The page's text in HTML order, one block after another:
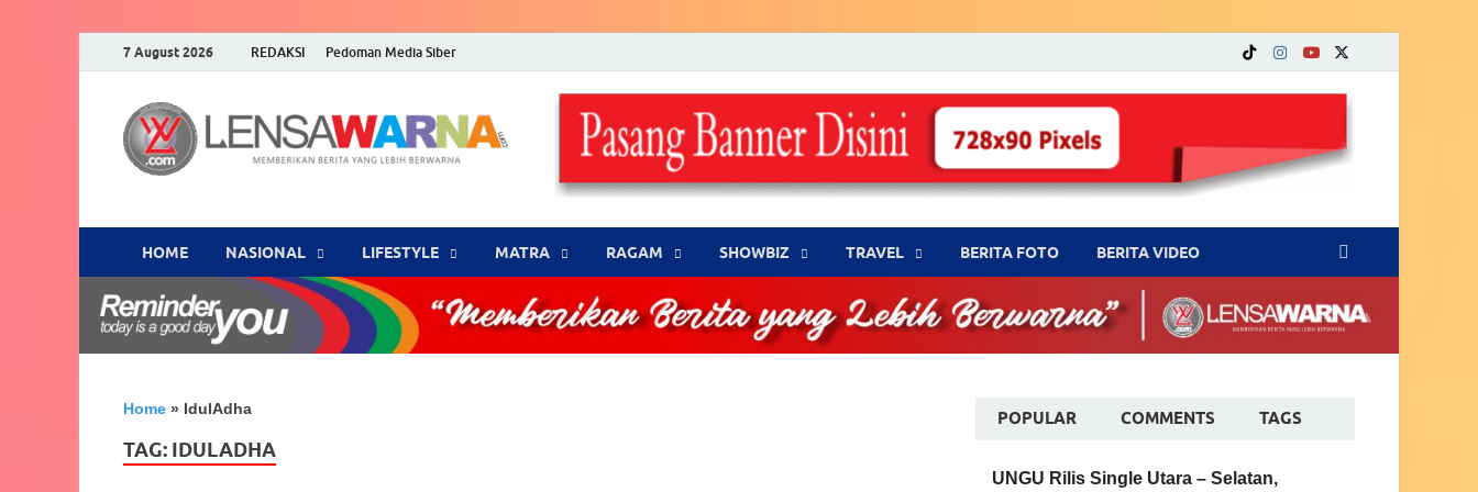
7 August 2026 REDAKSI Pedoman Media Siber
LENSA WARNA .com
Memberikan Berita yang Lebih Berwarna
HOME NASIONAL ‎LIFESTYLE MATRA ‎RAGAM ‎SHOWBIZ ‎TRAVEL BERITA FOTO BERITA VIDEO
Home » IdulAdha
TAG: IDULADHA
POPULAR COMMENTS TAGS
UNGU Rilis Single Utara – Selatan,